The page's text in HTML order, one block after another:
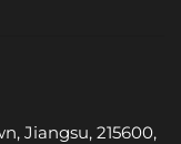
Jiangsu, 215600,